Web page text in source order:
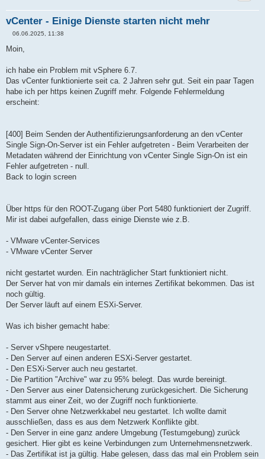
vCenter - Einige Dienste starten nicht mehr
i
r
a
g
06.06.2025, 11:38
Moin,
ich habe ein Problem mit vSphere 6.7.
Das vCenter funktionierte seit ca. 2 Jahren sehr gut. Seit ein paar Tagen
habe ich per https keinen Zugriff mehr. Folgende Fehlermeldung
erscheint:
[400] Beim Senden der Authentifizierungsanforderung an den vCenter
Single Sign-On-Server ist ein Fehler aufgetreten - Beim Verarbeiten der
Metadaten während der Einrichtung von vCenter Single Sign-On ist ein
Fehler aufgetreten - null.
Back to login screen
Über https für den ROOT-Zugang über Port 5480 funktioniert der Zugriff.
Mir ist dabei aufgefallen, dass einige Dienste wie z.B.
- VMware vCenter-Services
- VMware vCenter Server
nicht gestartet wurden. Ein nachträglicher Start funktioniert nicht.
Der Server hat von mir damals ein internes Zertifikat bekommen. Das ist
noch gültig.
Der Server läuft auf einem ESXi-Server.
Was ich bisher gemacht habe:
- Server vShpere neugestartet.
- Den Server auf einen anderen ESXi-Server gestartet.
- Den ESXi-Server auch neu gestartet.
- Die Partition "Archive" war zu 95% belegt. Das wurde bereinigt.
- Den Server aus einer Datensicherung zurückgesichert. Die Sicherung
stammt aus einer Zeit, wo der Zugriff noch funktionierte.
- Den Server ohne Netzwerkkabel neu gestartet. Ich wollte damit
ausschließen, dass es aus dem Netzwerk Konflikte gibt.
- Den Server in eine ganz andere Umgebung (Testumgebung) zurück
gesichert. Hier gibt es keine Verbindungen zum Unternehmensnetzwerk.
- Das Zertifikat ist ja gültig. Habe gelesen, dass das mal ein Problem sein